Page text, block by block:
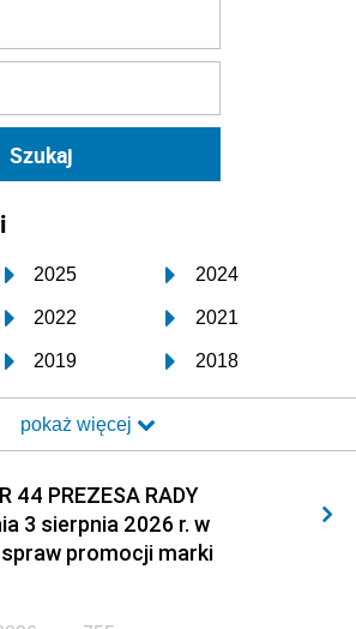
2025 2024
2022 2021
2019 2018
2016 2015
2013 2012
2010 2009
2007 2006
pokaż więcej
44 PREZESA RADY
3 sierpnia 2026 r. w
promocji marki